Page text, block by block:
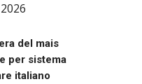
del mais
per sistema
italiano